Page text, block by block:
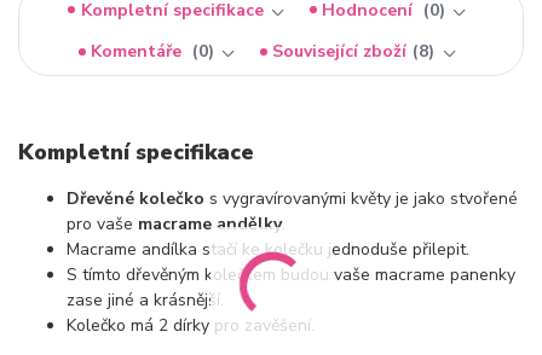
Kompletní specifikace Hodnocení
0
Komentáře
0 Související zboží 8
Kompletní specifikace
Dřevěné kolečko s vygravírovanými květy je jako stvořené
pro vaše macrame andělky.
Macrame andílka stačí ke kolečku jednoduše přilepit.
S tímto dřevěným kolečkem budou vaše macrame panenky
zase jiné a krásnější.
Kolečko má 2 dírky pro zavěšení.